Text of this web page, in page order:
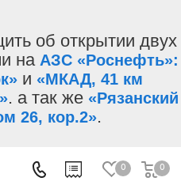
об открытии двух
на АЗС «Роснефть»:
и «МКАД, 41 км
. а так же «Рязанский
26, кор.2».
0 0